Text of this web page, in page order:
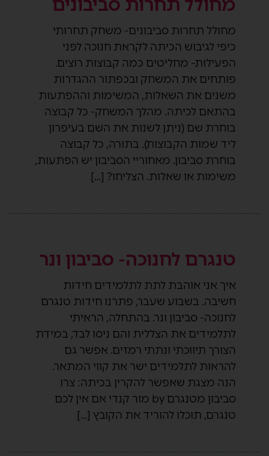
מחולל תחרות סביבונים- משחק תחרותי
כיפי לגיבוש הכיתה לקראת חנוכה לפני
הפעילות- מחליטים כמה קבוצות רוצים.
פותחים את המשחק ובכפתור ההגדרות
משנים את השאלות, המשימות וההפתעות
בהתאם לכיתה. מהלך המשחק- כל קבוצה
בוחרת שם (ניתן לשנות את השם בעיפרון
ליד שמות הקבוצות). בתורה, כל קבוצה
בוחרת סביבון. מאחוריי הסביבון יש הפתעות,
משימות או שאלות. הצליחו? […]
טנגרם לחנוכה- סביבון ונר
איך אני אוהבת לתת לתלמידים חידות
חשיבה. בשבוע שעבר, פתרנו חידות טנגרם
לחנוכה- סביבון ונר. בהתחלה, הראיתי
לתלמידים את הצללית והם ניסו לבד, במידת
הצורך תיווכתי ונתתי רמזים. אפשר גם
להראות לתלמידים ישר את קווי המתאר.
הנה מצגת שאפשר להקרין בכיתה: צרו
סביבון מטנגרם by מור קנדי אם אין לכם
טנגרם, תוכלו להוריד את הקובץ […]